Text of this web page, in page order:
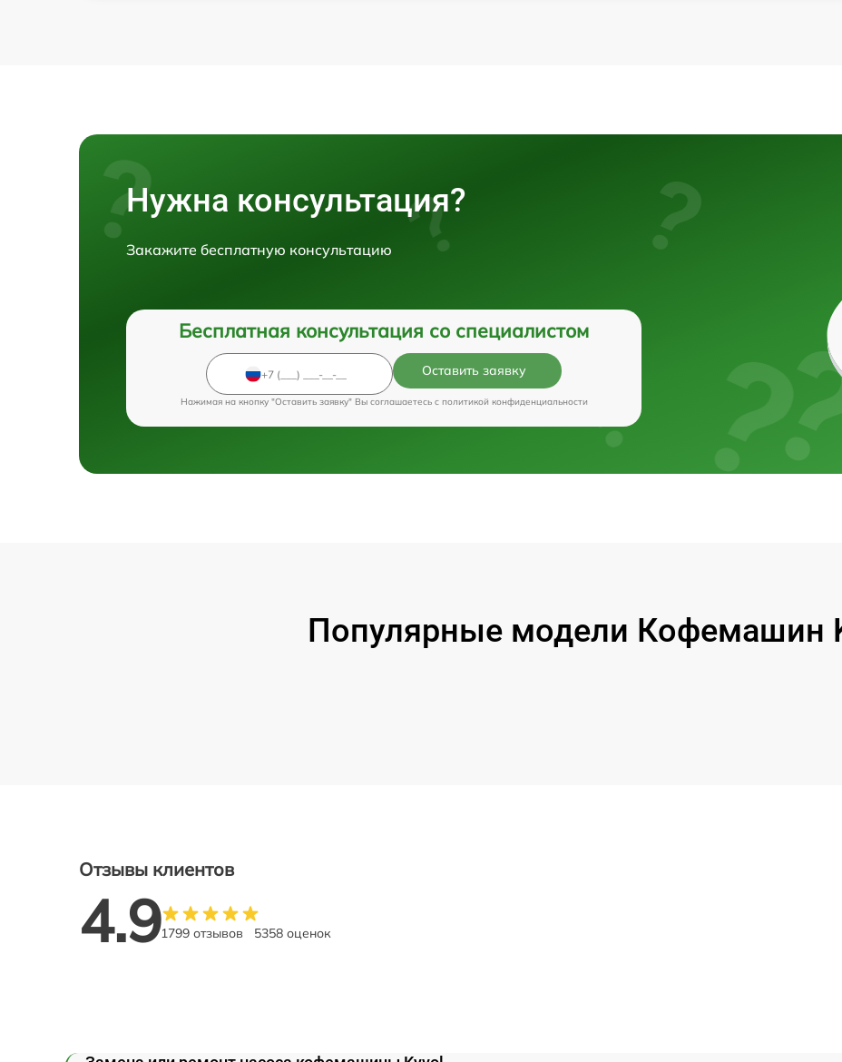
Нужна консультация?
Закажите бесплатную консультацию
Бесплатная консультация со специалистом
Оставить заявку
Нажимая на кнопку "Оставить заявку" Вы соглашаетесь c политикой конфиденциальности
Популярные модели Кофемашин
Отзывы клиентов
4.91799 отзывов 5358 оценок